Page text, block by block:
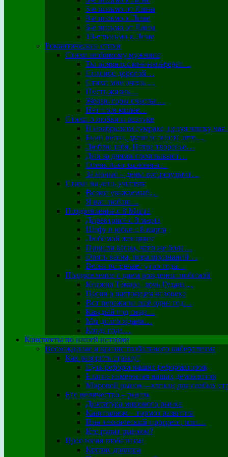
5-е письмо от Лины
9-е письмо к Лине
6-е письмо от Лины
10-е письмо к Лине
Романтические стихи
Стихи любимому мужчине
Ты появился мне наперерез…
Спасибо дорогой…
Стихи мне очень …
Пусть жизнь…
Желаю горы счастья…
Нет слов милее…
Стихи о любви и разлуке
В ноябрьском сумраке, целуя чашку
Была весна, дышало зноем лето…
Люблю тебя, Петра творенье…
Дни за днями проплывают…
Осень лето заслоняет…
За ночью – день: вот результат…
Стихи на день учителя
Всеми уважаемый…
Я вас люблю…
Поздравление с 8 Марта
Директрисе с 8 марта
Шефу в юбке с 8 марта
Любимой женщине
Пришла весна, чего же боле…
Опять весна, пора признаний…
Весна встречает утро года…
Поздравление с днем рождения любимой
Княжна Тамара, дочь Гудала…
Песня о настоящем человеке
Вот пережили ещё один год…
Каждый год сюда…
Мы долго ждали…
Когда года…
Конспекты по нашей истории
Восхождение и кризис глобального либерализма
Как разорить страну?
Суть реформ наших реформаторов
Благие намерения наших демократов
Мировой рынок – капкан для слабых
Его величество – рынок
Диктатура мирового рынка
Капитализм – тормоз развития
Или технический прогресс, или…
Кто рулит рынком?
Идеология глобализма
Кризис доллара